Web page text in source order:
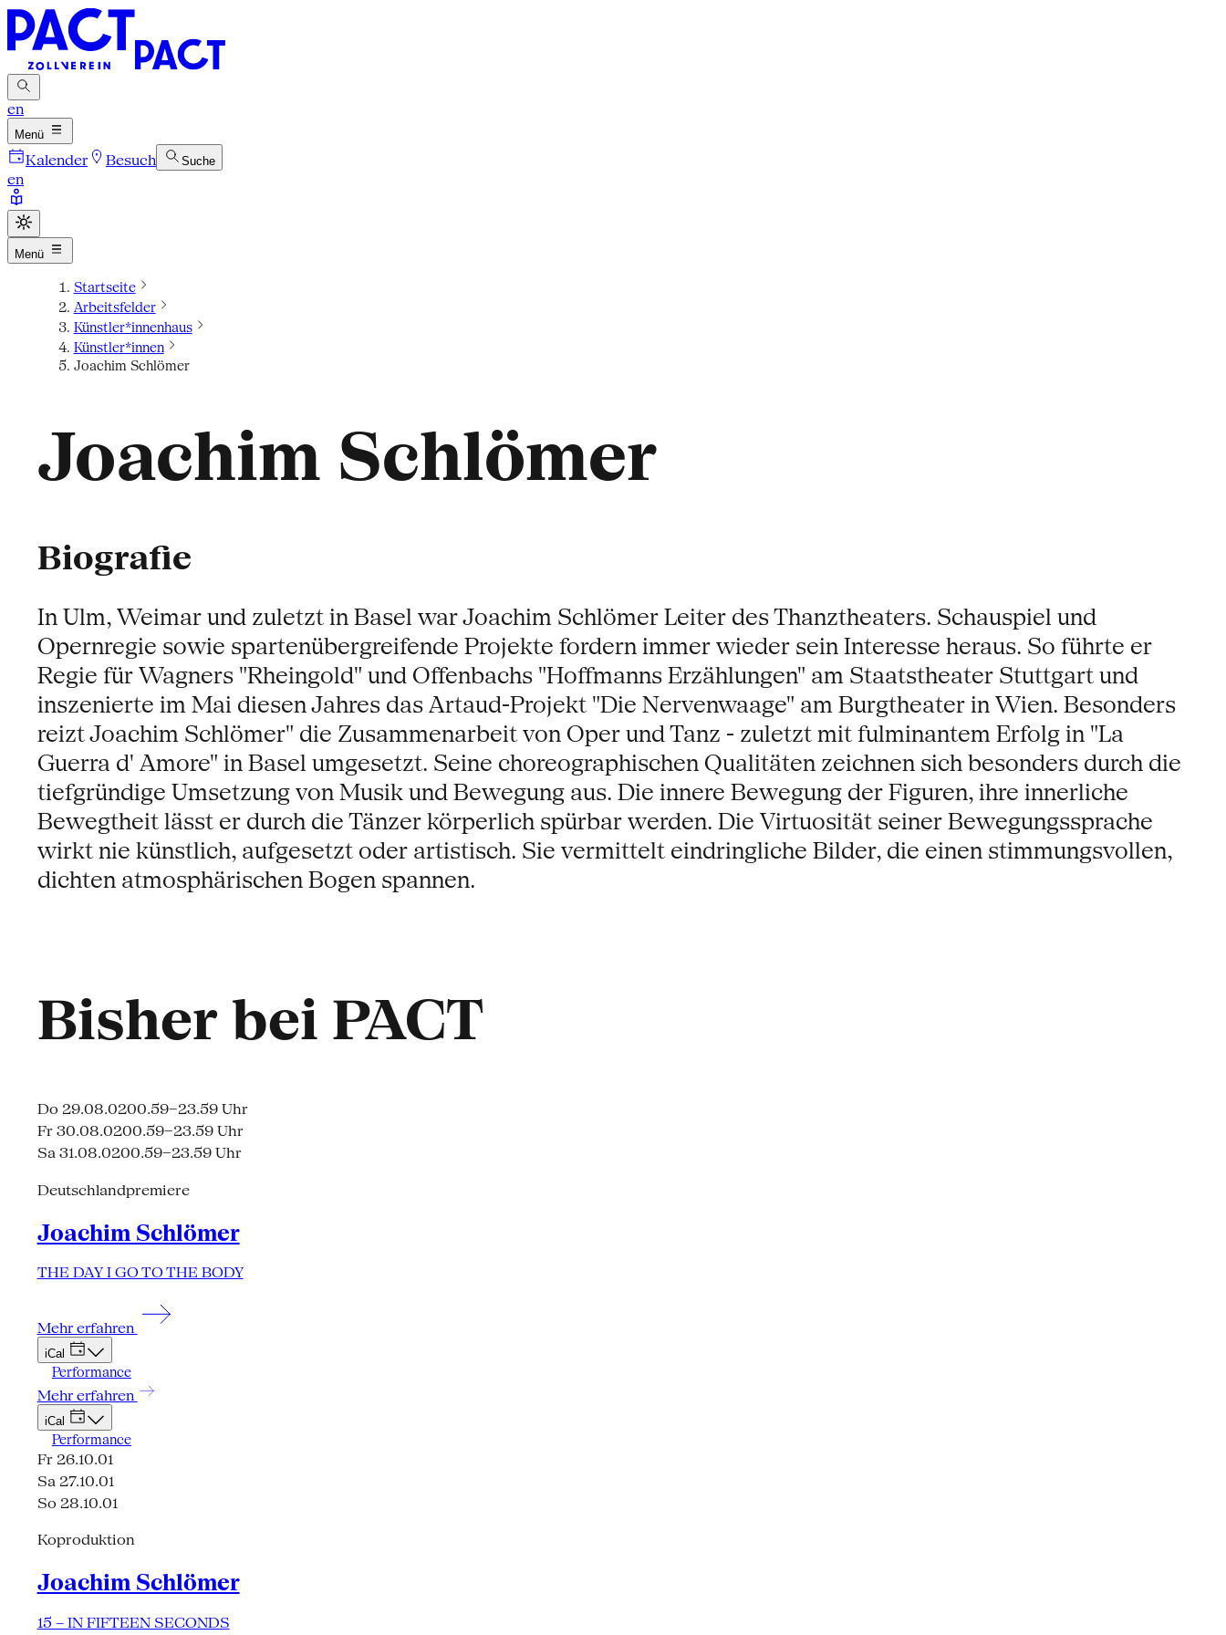
en
Menü
Kalender Besuch Suche
en
Menü
Startseite
Arbeitsfelder
Künstler*innenhaus
Künstler*innen
Joachim Schlömer
Joachim Schlömer
Biografie
In Ulm, Weimar und zuletzt in Basel war Joachim Schlömer Leiter des Thanztheaters. Schauspiel und
Opernregie sowie spartenübergreifende Projekte fordern immer wieder sein Interesse heraus. So führte er
Regie für Wagners "Rheingold" und Offenbachs "Hoffmanns Erzählungen" am Staatstheater Stuttgart und
inszenierte im Mai diesen Jahres das Artaud-Projekt "Die Nervenwaage" am Burgtheater in Wien. Besonders
reizt Joachim Schlömer" die Zusammenarbeit von Oper und Tanz - zuletzt mit fulminantem Erfolg in "La
Guerra d' Amore" in Basel umgesetzt. Seine choreographischen Qualitäten zeichnen sich besonders durch die
tiefgründige Umsetzung von Musik und Bewegung aus. Die innere Bewegung der Figuren, ihre innerliche
Bewegtheit lässt er durch die Tänzer körperlich spürbar werden. Die Virtuosität seiner Bewegungssprache
wirkt nie künstlich, aufgesetzt oder artistisch. Sie vermittelt eindringliche Bilder, die einen stimmungsvollen,
dichten atmosphärischen Bogen spannen.
Bisher bei PACT
Do 29.08.0200.59–23.59 Uhr
Fr 30.08.0200.59–23.59 Uhr
Sa 31.08.0200.59–23.59 Uhr
Deutschlandpremiere
Joachim Schlömer
THE DAY I GO TO THE BODY
Mehr erfahren
iCal
Performance
Mehr erfahren
iCal
Performance
Fr 26.10.01
Sa 27.10.01
So 28.10.01
Koproduktion
Joachim Schlömer
15 – IN FIFTEEN SECONDS